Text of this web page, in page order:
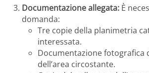
Documentazione allegata: È
domanda:
Tre copie della planimetria
interessata.
Documentazione fotografica
dell’area circostante.